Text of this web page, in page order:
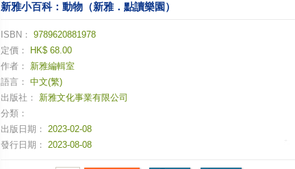
新雅小百科：動物（新雅．點讀樂園）
ISBN： 9789620881978
定價：
HK$ 68.00
作者： 新雅編輯室
語言： 中文(繁)
出版社： 新雅文化事業有限公司
分類：
出版日期： 2023-02-08
發行日期： 2023-08-08